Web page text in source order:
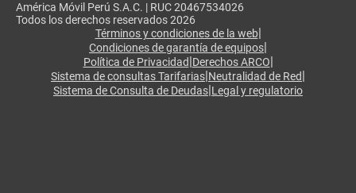
América Móvil Perú S.A.C. | RUC 20467534026
Todos los derechos reservados 2026
Términos y condiciones de la web|
Condiciones de garantía de equipos|
Política de Privacidad|Derechos ARCO|
Sistema de consultas Tarifarias|Neutralidad de Red|
Sistema de Consulta de Deudas|Legal y regulatorio